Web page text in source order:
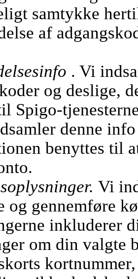
samtykke
af
. Vi
og deslige,
Spigo-
denne
benyttes til
Vi
og gennemføre
inkluderer
om din valgte